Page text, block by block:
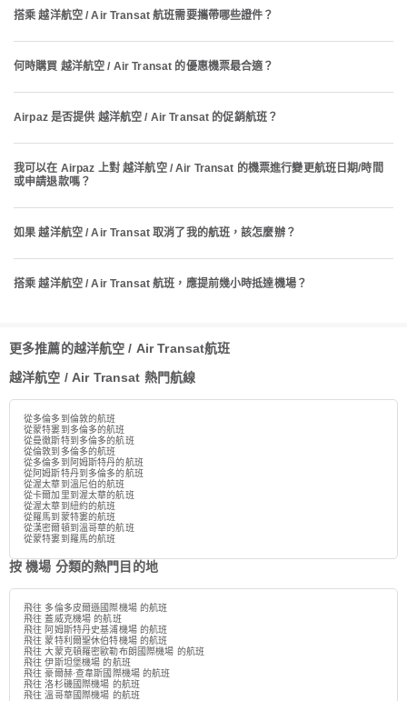
搭乘 越洋航空 / Air Transat 航班需要攜帶哪些證件？
何時購買 越洋航空 / Air Transat 的優惠機票最合適？
Airpaz 是否提供 越洋航空 / Air Transat 的促銷航班？
我可以在 Airpaz 上對 越洋航空 / Air Transat 的機票進行變更航班日期/時間
或申請退款嗎？
如果 越洋航空 / Air Transat 取消了我的航班，該怎麼辦？
搭乘 越洋航空 / Air Transat 航班，應提前幾小時抵達機場？
更多推薦的越洋航空 / Air Transat航班
越洋航空 / Air Transat 熱門航線
從多倫多到倫敦的航班
從蒙特婁到多倫多的航班
從曼徹斯特到多倫多的航班
從倫敦到多倫多的航班
從多倫多到阿姆斯特丹的航班
從阿姆斯特丹到多倫多的航班
從渥太華到溫尼伯的航班
從卡爾加里到渥太華的航班
從渥太華到紐約的航班
從羅馬到蒙特婁的航班
從漢密爾頓到溫哥華的航班
從蒙特婁到羅馬的航班
按 機場 分類的熱門目的地
飛往 多倫多皮爾遜國際機場 的航班
飛往 蓋威克機場 的航班
飛往 阿姆斯特丹史基浦機場 的航班
飛往 蒙特利爾聖休伯特機場 的航班
飛往 大蒙克頓羅密歐勒布朗國際機場 的航班
飛往 伊斯坦堡機場 的航班
飛往 豪爾赫·查韋斯國際機場 的航班
飛往 洛杉磯國際機場 的航班
飛往 溫哥華國際機場 的航班